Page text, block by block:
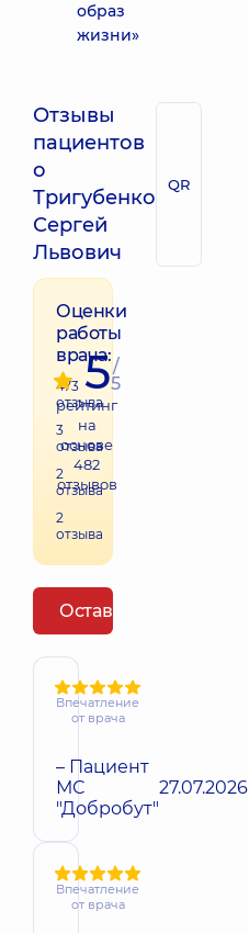
образ
жизни»
Отзывы
пациентов
о
Тригубенко
Сергей
Львович
QR
Оценки
работы
врача:
473
отзыва
3
отзыва
2
отзыва
2
отзыва
5/
5
рейтинг
на
основе
482
отзывов
Оставить отзыв
Впечатление
от врача
– Пациент
МС
"Добробут"
27.07.2026
Впечатление
от врача